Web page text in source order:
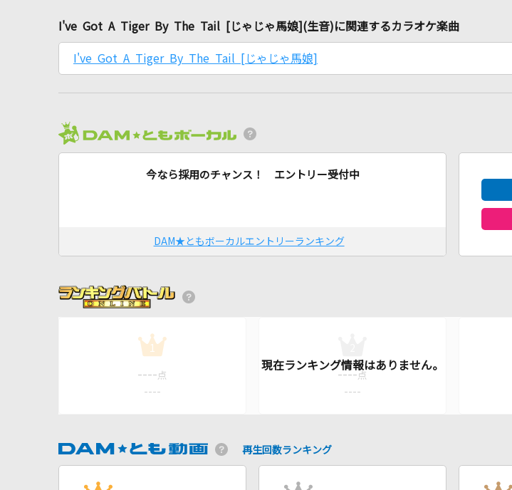
I've Got A Tiger By The Tail [じゃじゃ馬娘](生音)に関連するカラオケ楽曲
I've Got A Tiger By The Tail [じゃじゃ馬娘]
今なら採用のチャンス！ エントリー受付中
DAM★ともボーカルエントリーランキング
1
---- 点
----
---- 点
----
再生回数ランキング